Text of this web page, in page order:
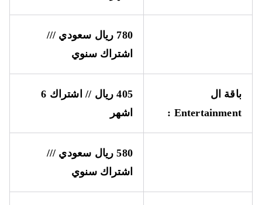
780 ريال سعودي ///
اشتراك سنوي
باقة ال
Entertainment
:
405 ريال // اشتراك 6
اشهر
580 ريال سعودي ///
اشتراك سنوي